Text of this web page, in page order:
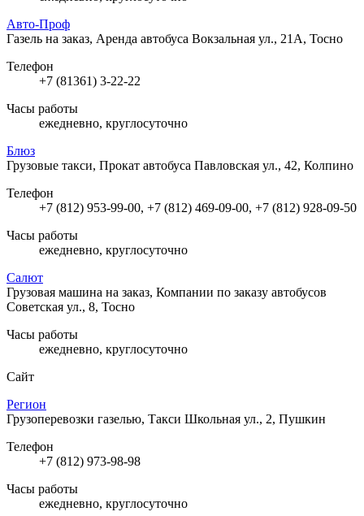
Авто-Проф
Газель на заказ, Аренда автобуса Вокзальная ул., 21А, Тосно
Телефон
+7 (81361) 3-22-22
Часы работы
ежедневно, круглосуточно
Блюз
Грузовые такси, Прокат автобуса Павловская ул., 42, Колпино
Телефон
+7 (812) 953-99-00, +7 (812) 469-09-00, +7 (812) 928-09-50
Часы работы
ежедневно, круглосуточно
Салют
Грузовая машина на заказ, Компании по заказу автобусов
Советская ул., 8, Тосно
Часы работы
ежедневно, круглосуточно
Сайт
Регион
Грузоперевозки газелью, Такси Школьная ул., 2, Пушкин
Телефон
+7 (812) 973-98-98
Часы работы
ежедневно, круглосуточно